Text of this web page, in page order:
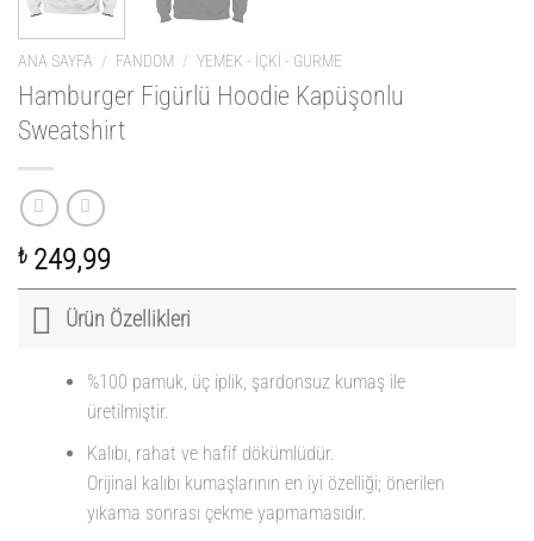
ANA SAYFA / FANDOM / YEMEK - İÇKI - GURME
Hamburger Figürlü Hoodie Kapüşonlu
Sweatshirt
₺ 249,99
Ürün Özellikleri
%100 pamuk, üç iplik, şardonsuz kumaş ile
üretilmiştir.
Kalıbı, rahat ve hafif dökümlüdür.
Orijinal kalıbı kumaşlarının en iyi özelliği; önerilen
yıkama sonrası çekme yapmamasıdır.